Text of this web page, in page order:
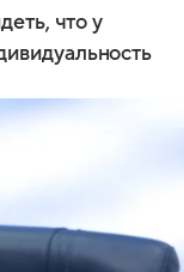
что у